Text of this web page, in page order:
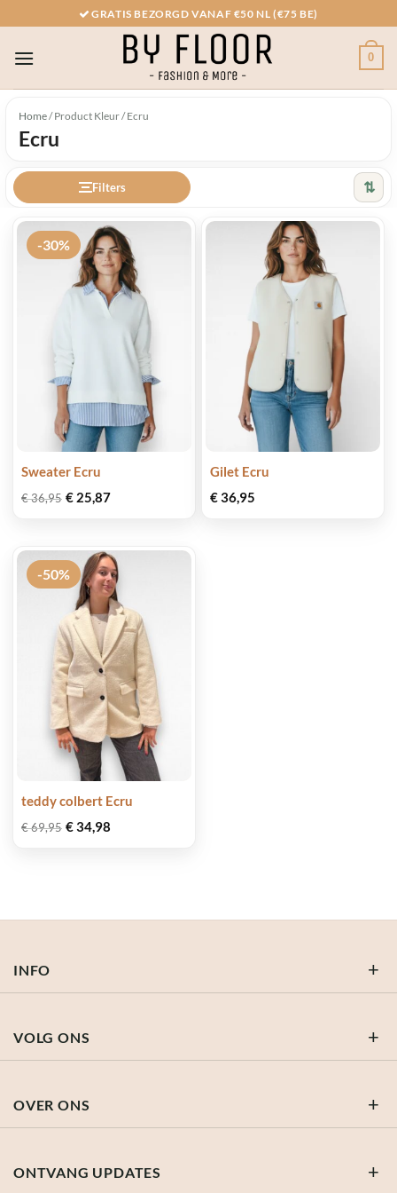
inhoud
GRATIS BEZORGD VANAF €50 NL (€75 BE)
0
Home/Product Kleur/Ecru
Ecru
Filters ⇅
-30%
Sweater Ecru
€36,95
Oorspronkelijke
€25,87
Huidige
Gilet Ecru
€36,95
-50%
teddy colbert Ecru
€69,95
Oorspronkelijke
€34,98
Huidige
INFO
VOLG ONS
OVER ONS
ONTVANG UPDATES